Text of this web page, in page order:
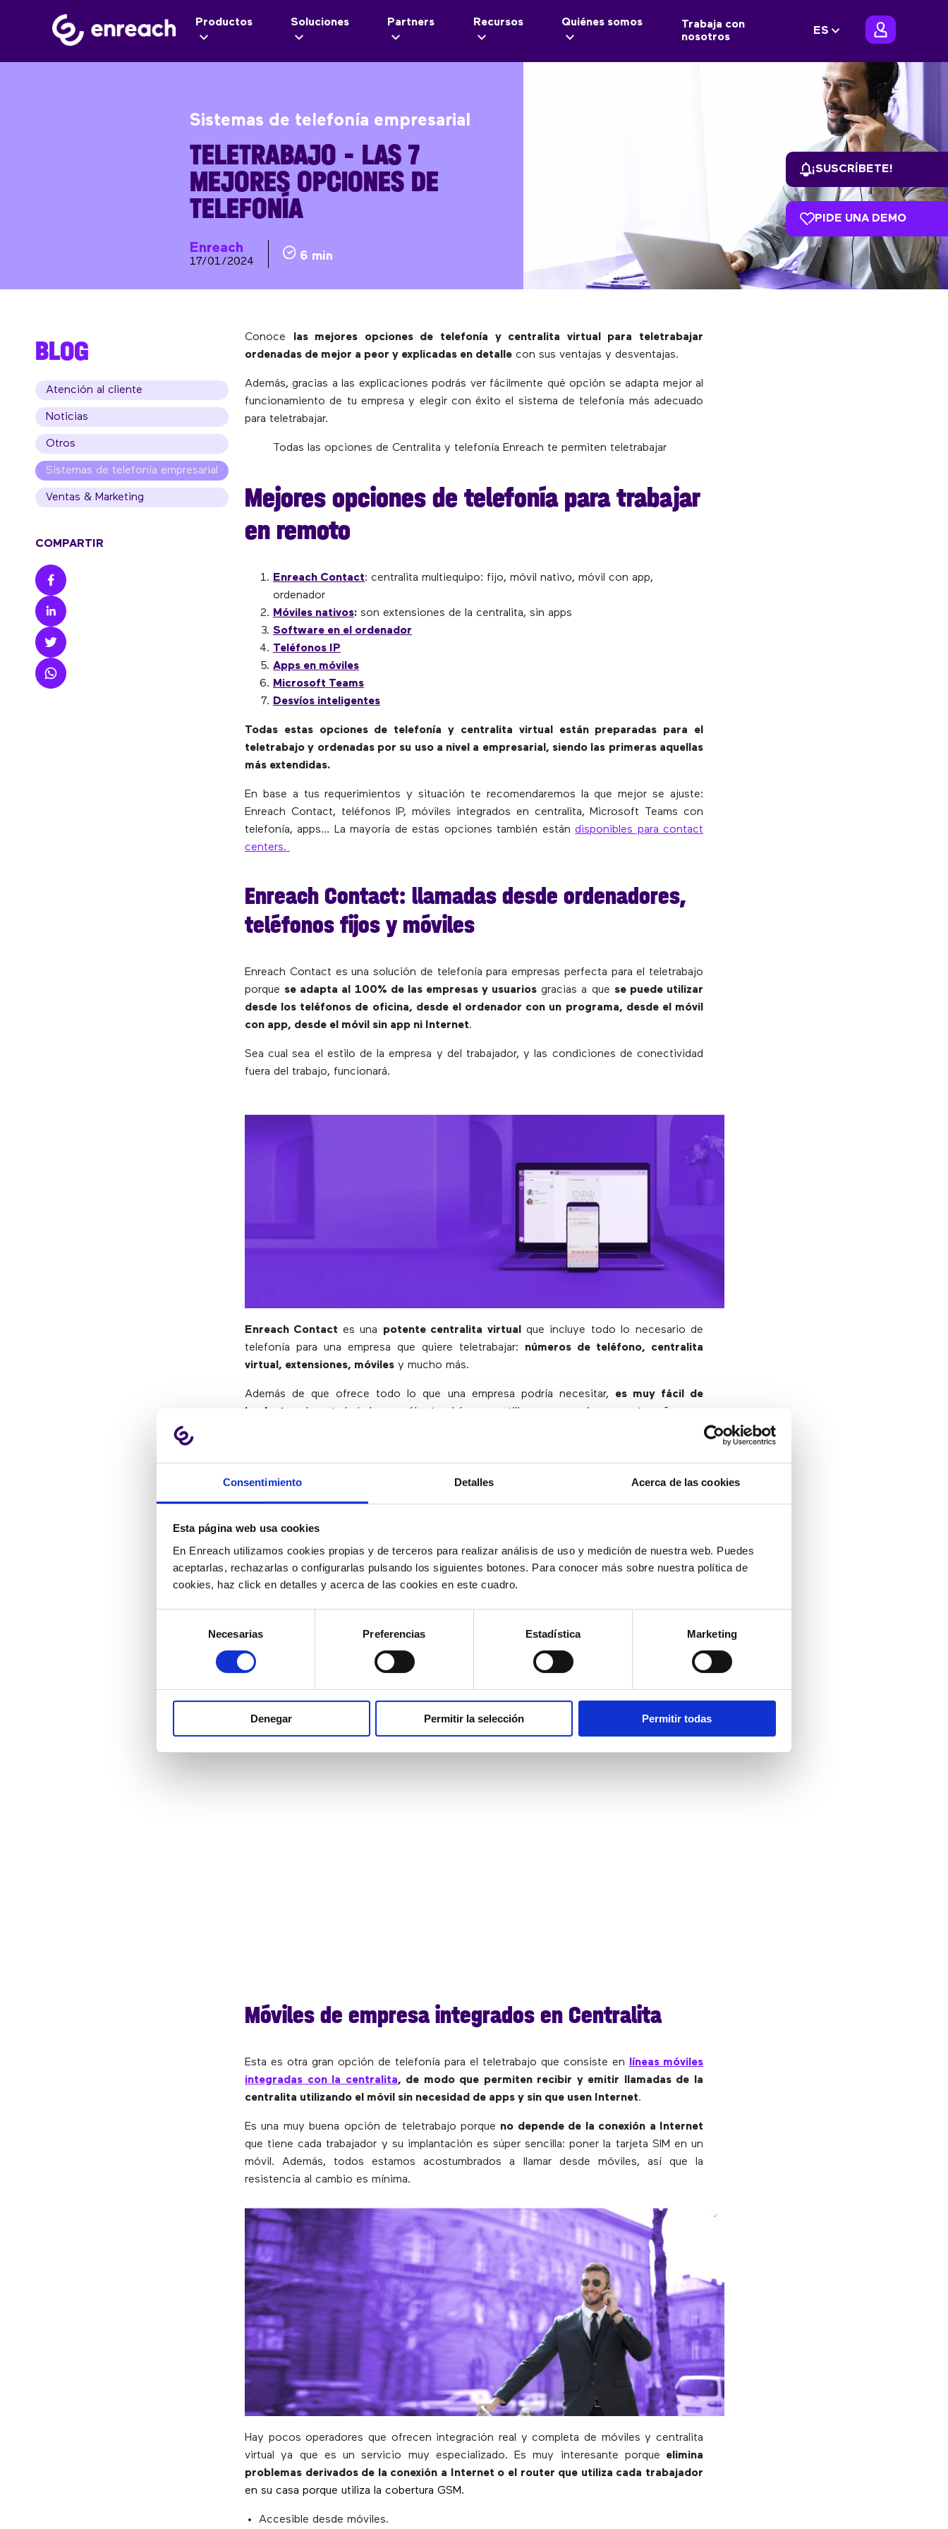
Consentimiento Detalles Acerca de las cookies
Esta página web usa cookies
En Enreach utilizamos cookies propias y de terceros para realizar análisis de uso y medición de nuestra web. Puedes
aceptarlas, rechazarlas o configurarlas pulsando los siguientes botones. Para conocer más sobre nuestra política de
cookies, haz click en detalles y acerca de las cookies en este cuadro.
consentimiento
Necesarias Preferencias Estadística Marketing
Denegar Permitir la selección Permitir todas
Productos Soluciones Partners Recursos Quiénes somos
Trabaja con
nosotros
ES
Sistemas de telefonía empresarial
TELETRABAJO – LAS 7
MEJORES OPCIONES DE
TELEFONÍA
Enreach
17/01/2024 6 min
Conoce las mejores opciones de telefonía y centralita virtual para teletrabajar
ordenadas de mejor a peor y explicadas en detalle con sus ventajas y desventajas.
Además, gracias a las explicaciones podrás ver fácilmente qué opción se adapta mejor al
funcionamiento de tu empresa y elegir con éxito el sistema de telefonía más adecuado
para teletrabajar.
Todas las opciones de Centralita y telefonía Enreach te permiten teletrabajar
Mejores opciones de telefonía para trabajar
en remoto
Enreach Contact: centralita multiequipo: fijo, móvil nativo, móvil con app,
ordenador
Móviles nativos: son extensiones de la centralita, sin apps
Software en el ordenador
Teléfonos IP
Apps en móviles
Microsoft Teams
Desvíos inteligentes
Todas estas opciones de telefonía y centralita virtual están preparadas para el
teletrabajo y ordenadas por su uso a nivel a empresarial, siendo las primeras aquellas
más extendidas.
En base a tus requerimientos y situación te recomendaremos la que mejor se ajuste:
Enreach Contact, teléfonos IP, móviles integrados en centralita, Microsoft Teams con
telefonía, apps… La mayoría de estas opciones también estándisponibles para contact
centers.
Enreach Contact: llamadas desde ordenadores,
teléfonos fijos y móviles
Enreach Contact es una solución de telefonía para empresas perfecta para el teletrabajo
porque se adapta al 100% de las empresas y usuarios gracias a que se puede utilizar
desde los teléfonos de oficina, desde el ordenador con un programa, desde el móvil
con app, desde el móvil sin app ni Internet.
Sea cual sea el estilo de la empresa y del trabajador, y las condiciones de conectividad
fuera del trabajo, funcionará.
Enreach Contact es una potente centralita virtual
que incluye todo lo necesario de
telefonía para una empresa que quiere teletrabajar: números de teléfono, centralita
virtual, extensiones, móviles y mucho más.
Además de que ofrece todo lo que una empresa podría necesitar, es muy fácil de
implantar
. Los trabajadores sólo tendrán que utilizar un usuario y contraseña para
cuestión de minutos.
Puede emplearse con conexión a Internet con teléfonos IP, ordenadores y apps
Activo en minutos
Compatible consoftware de atención al cliente
Compatible consoftware de televenta
Móviles de empresa integrados en Centralita
Esta es otra gran opción de telefonía para el teletrabajo que consiste en
líneas móviles
integradas con la centralita, de modo que permiten recibir y emitir llamadas de la
centralita utilizando el móvil sin necesidad de apps y sin que usen Internet.
Es una muy buena opción de teletrabajo porque no depende de la conexión a Internet
que tiene cada trabajador y su implantación es súper sencilla: poner la tarjeta SIM en un
móvil. Además, todos estamos acostumbrados a llamar desde móviles, así que la
resistencia al cambio es mínima.
Hay pocos operadores que ofrecen integración real y completa de móviles y centralita
virtual ya que es un servicio muy especializado. Es muy interesante porque elimina
problemas derivados de la conexión a Internet o el router que utiliza cada trabajador
en su casa porque utiliza la cobertura GSM.
Accesible desde móviles.
BLOG
Atención al cliente
Noticias
Otros
Sistemas de telefonía empresarial
Ventas & Marketing
COMPARTIR
¡SUSCRÍBETE!
PIDE UNA DEMO